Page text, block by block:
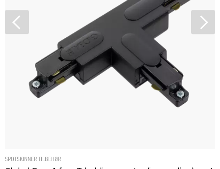
Nei
SKINNEDATA
End Cap
SPOTSKINNER TILBEHØR